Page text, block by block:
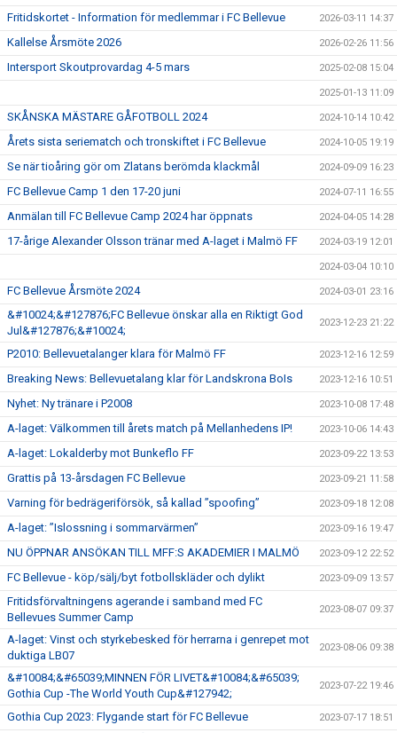
Fritidskortet - Information för medlemmar i FC Bellevue 2026-03-11 14:37
Kallelse Årsmöte 2026 2026-02-26 11:56
Intersport Skoutprovardag 4-5 mars 2025-02-08 15:04
2025-01-13 11:09
SKÅNSKA MÄSTARE GÅFOTBOLL 2024 2024-10-14 10:42
Årets sista seriematch och tronskiftet i FC Bellevue 2024-10-05 19:19
Se när tioåring gör om Zlatans berömda klackmål 2024-09-09 16:23
FC Bellevue Camp 1 den 17-20 juni 2024-07-11 16:55
Anmälan till FC Bellevue Camp 2024 har öppnats 2024-04-05 14:28
17-årige Alexander Olsson tränar med A-laget i Malmö FF 2024-03-19 12:01
2024-03-04 10:10
FC Bellevue Årsmöte 2024 2024-03-01 23:16
&#10024;&#127876;FC Bellevue önskar alla en Riktigt God
Jul&#127876;&#10024;
2023-12-23 21:22
P2010: Bellevuetalanger klara för Malmö FF 2023-12-16 12:59
Breaking News: Bellevuetalang klar för Landskrona BoIs 2023-12-16 10:51
Nyhet: Ny tränare i P2008 2023-10-08 17:48
A-laget: Välkommen till årets match på Mellanhedens IP! 2023-10-06 14:43
A-laget: Lokalderby mot Bunkeflo FF 2023-09-22 13:53
Grattis på 13-årsdagen FC Bellevue 2023-09-21 11:58
Varning för bedrägeriförsök, så kallad ”spoofing” 2023-09-18 12:08
A-laget: ”Islossning i sommarvärmen” 2023-09-16 19:47
NU ÖPPNAR ANSÖKAN TILL MFF:S AKADEMIER I MALMÖ 2023-09-12 22:52
FC Bellevue - köp/sälj/byt fotbollskläder och dylikt 2023-09-09 13:57
Fritidsförvaltningens agerande i samband med FC
Bellevues Summer Camp
2023-08-07 09:37
A-laget: Vinst och styrkebesked för herrarna i genrepet mot
duktiga LB07
2023-08-06 09:38
&#10084;&#65039;MINNEN FÖR LIVET&#10084;&#65039;
Gothia Cup -The World Youth Cup&#127942;
2023-07-22 19:46
Gothia Cup 2023: Flygande start för FC Bellevue 2023-07-17 18:51